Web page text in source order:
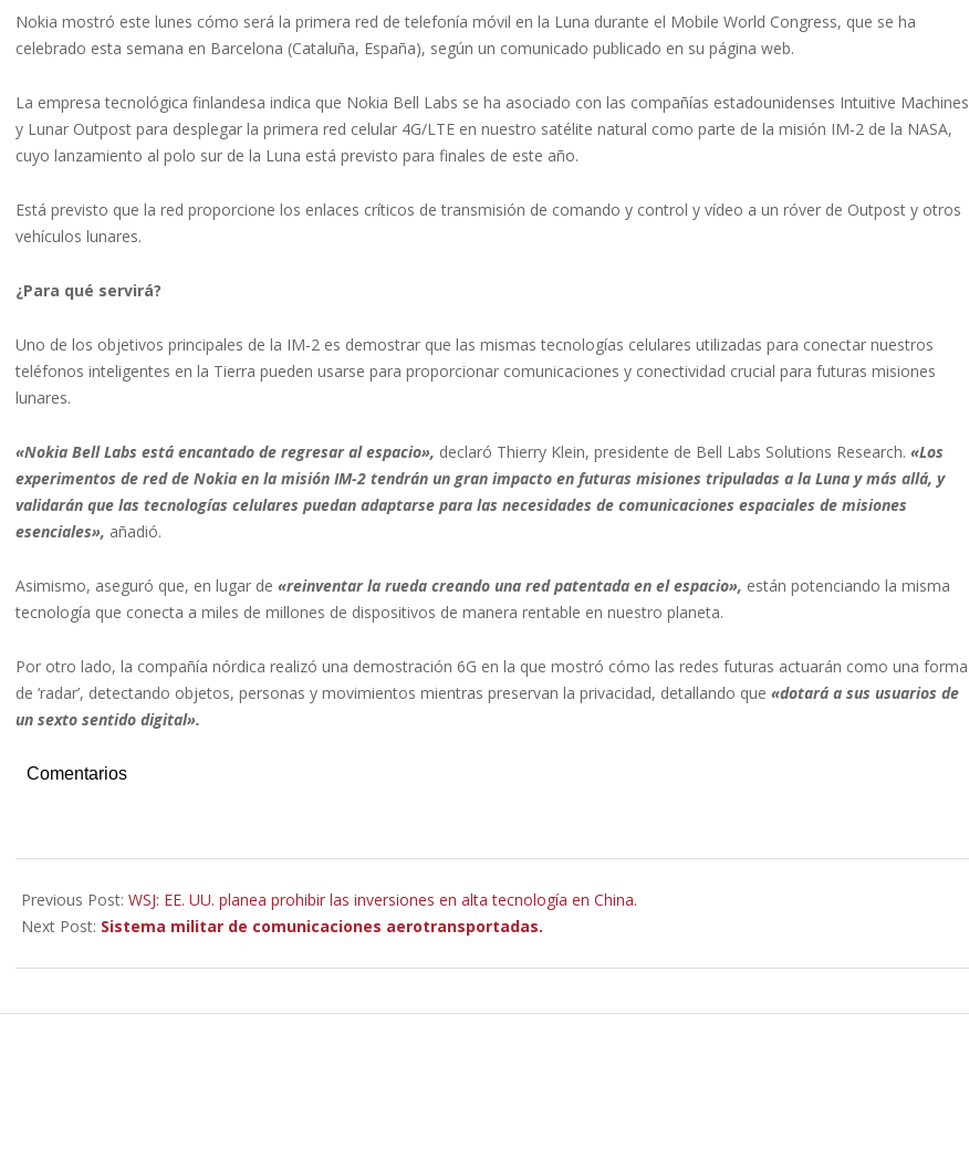
Nokia mostró este lunes cómo será la primera red de telefonía móvil en la Luna durante el Mobile World Congress, que se ha
celebrado esta semana en Barcelona (Cataluña, España), según un comunicado publicado en su página web.
La empresa tecnológica finlandesa indica que Nokia Bell Labs se ha asociado con las compañías estadounidenses Intuitive Machines
y Lunar Outpost para desplegar la primera red celular 4G/LTE en nuestro satélite natural como parte de la misión IM-2 de la NASA,
cuyo lanzamiento al polo sur de la Luna está previsto para finales de este año.
Está previsto que la red proporcione los enlaces críticos de transmisión de comando y control y vídeo a un róver de Outpost y otros
vehículos lunares.
¿Para qué servirá?
Uno de los objetivos principales de la IM-2 es demostrar que las mismas tecnologías celulares utilizadas para conectar nuestros
teléfonos inteligentes en la Tierra pueden usarse para proporcionar comunicaciones y conectividad crucial para futuras misiones
lunares.
«Nokia Bell Labs está encantado de regresar al espacio», declaró Thierry Klein, presidente de Bell Labs Solutions Research. «Los
experimentos de red de Nokia en la misión IM-2 tendrán un gran impacto en futuras misiones tripuladas a la Luna y más allá, y
validarán que las tecnologías celulares puedan adaptarse para las necesidades de comunicaciones espaciales de misiones
esenciales», añadió.
Asimismo, aseguró que, en lugar de «reinventar la rueda creando una red patentada en el espacio», están potenciando la misma
tecnología que conecta a miles de millones de dispositivos de manera rentable en nuestro planeta.
Por otro lado, la compañía nórdica realizó una demostración 6G en la que mostró cómo las redes futuras actuarán como una forma
de ‘radar’, detectando objetos, personas y movimientos mientras preservan la privacidad, detallando que «dotará a sus usuarios de
un sexto sentido digital».
Comentarios
03-
06
Previous Post: WSJ: EE. UU. planea prohibir las inversiones en alta tecnología en China.
Next Post: Sistema militar de comunicaciones aerotransportadas.